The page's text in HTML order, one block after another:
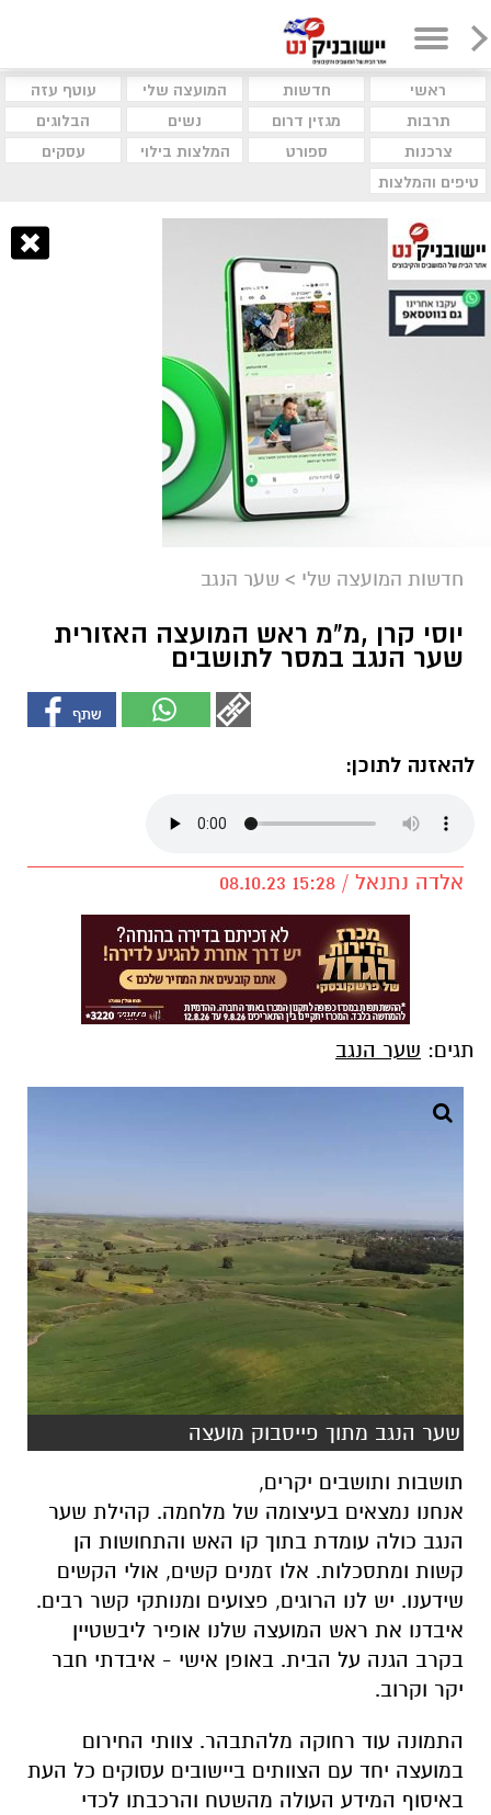
ראשי חדשות המועצה שלי
עוטף עזה
תרבות
מגזין דרום נשים
הבלוגים
צרכנות
ספורט המלצות בילוי
עסקים
טיפים והמלצות
חדשות המועצה שלי > שער הנגב
יוסי קרן ,מ"מ ראש המועצה האזורית
שער הנגב במסר לתושבים
להאזנה לתוכן:
אלדה נתנאל / 15:28 08.10.23
תגים: שער הנגב
שער הנגב מתוך פייסבוק מועצה
תושבות ותושבים יקרים,
אנחנו נמצאים בעיצומה של מלחמה. קהילת שער
הנגב כולה עומדת בתוך קו האש והתחושות הן
קשות ומתסכלות. אלו זמנים קשים, אולי הקשים
שידענו. יש לנו הרוגים, פצועים ומנותקי קשר רבים.
איבדנו את ראש המועצה שלנו אופיר ליבשטיין
בקרב הגנה על הבית. באופן אישי - איבדתי חבר
יקר וקרוב.
התמונה עוד רחוקה מלהתבהר. צוותי החירום
במועצה יחד עם הצוותים ביישובים עסוקים כל העת
באיסוף המידע העולה מהשטח והרכבתו לכדי